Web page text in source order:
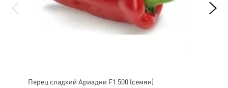
Перец сладкий Ариадни F1 500 (семян)